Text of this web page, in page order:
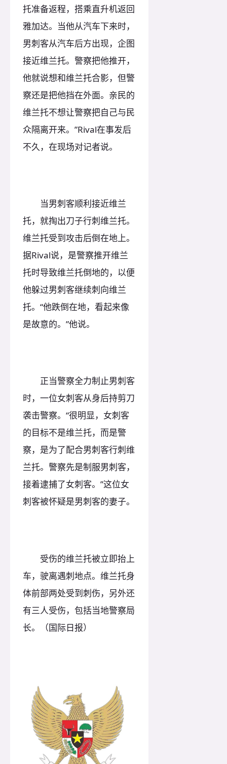
托准备返程，搭乘直升机返回
雅加达。当他从汽车下来时，
男刺客从汽车后方出现，企图
接近维兰托。警察把他推开，
他就说想和维兰托合影，但警
察还是把他挡在外面。亲民的
维兰托不想让警察把自己与民
众隔离开来。”Rival在事发后
不久，在现场对记者说。
当男刺客顺利接近维兰
托，就掏出刀子行刺维兰托。
维兰托受到攻击后倒在地上。
据Rival说，是警察推开维兰
托时导致维兰托倒地的，以便
他躲过男刺客继续刺向维兰
托。“他跌倒在地，看起来像
是故意的。”他说。
正当警察全力制止男刺客
时，一位女刺客从身后持剪刀
袭击警察。“很明显，女刺客
的目标不是维兰托，而是警
察，是为了配合男刺客行刺维
兰托。警察先是制服男刺客，
接着逮捕了女刺客。”这位女
刺客被怀疑是男刺客的妻子。
受伤的维兰托被立即抬上
车，驶离遇刺地点。维兰托身
体前部两处受到刺伤，另外还
有三人受伤，包括当地警察局
长。（国际日报）